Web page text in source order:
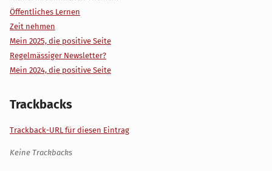
Öffentliches Lernen
Zeit nehmen
Mein 2025, die positive Seite
Regelmässiger Newsletter?
Mein 2024, die positive Seite
Trackbacks
Trackback-URL für diesen Eintrag
Keine Trackbacks